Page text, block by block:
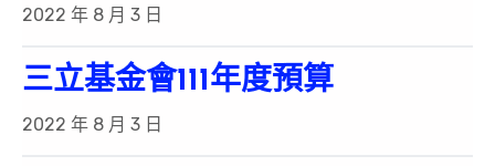
2022 年 8 月 3 日
三立基金會111年度預算
2022 年 8 月 3 日